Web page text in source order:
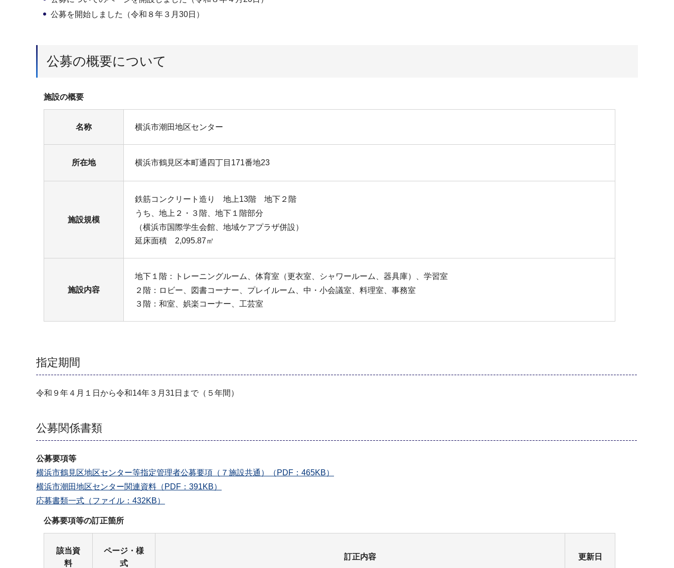
公募を開始しました（令和８年３月30日）
公募の概要について
施設の概要
名称 横浜市潮田地区センター
所在地 横浜市鶴見区本町通四丁目171番地23
施設規模
鉄筋コンクリート造り 地上13階 地下２階
うち、地上２・３階、地下１階部分
（横浜市国際学生会館、地域ケアプラザ併設）
延床面積 2,095.87㎡
施設内容
地下１階：トレーニングルーム、体育室（更衣室、シャワールーム、器具庫）、学習室
２階：ロビー、図書コーナー、プレイルーム、中・小会議室、料理室、事務室
３階：和室、娯楽コーナー、工芸室
指定期間
令和９年４月１日から令和14年３月31日まで（５年間）
公募関係書類
公募要項等
横浜市鶴見区地区センター等指定管理者公募要項（７施設共通）（PDF：465KB）
横浜市潮田地区センター関連資料（PDF：391KB）
応募書類一式（ファイル：432KB）
公募要項等の訂正箇所
該当資
料
ページ・様
式
訂正内容 更新日